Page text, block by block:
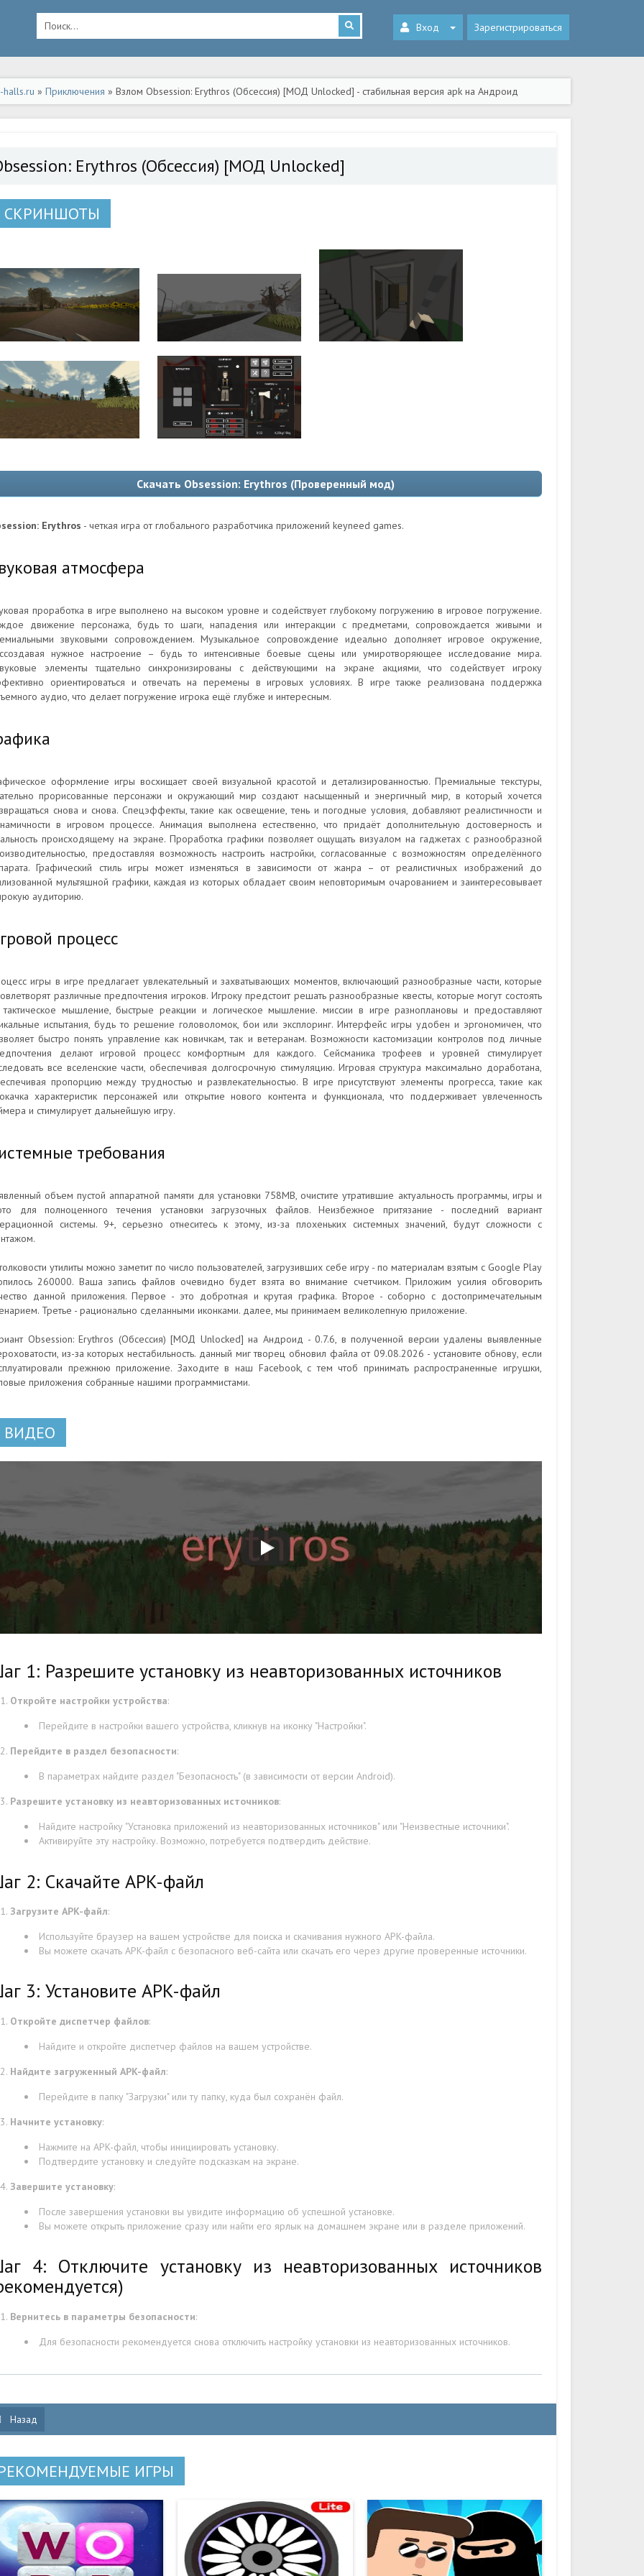
Вход Зарегистрироваться
halls.ru » Приключения » Взлом Obsession: Erythros (Обсессия) [МОД Unlocked] - стабильная версия apk на Андроид
Erythros (Обсессия) [МОД Unlocked]
СКРИНШОТЫ
Скачать Obsession: Erythros (Проверенный мод)
Erythros - четкая игра от глобального разработчика приложений keyneed games.
атмосфера
проработка в игре выполнено на высоком уровне и содействует глубокому погружению в игровое погружение.
движение персонажа, будь то шаги, нападения или интеракции с предметами, сопровождается живыми и
звуковыми сопровождением. Музыкальное сопровождение идеально дополняет игровое окружение,
нужное настроение – будь то интенсивные боевые сцены или умиротворяющее исследование мира.
элементы тщательно синхронизированы с действующими на экране акциями, что содействует игроку
ориентироваться и отвечать на перемены в игровых условиях. В игре также реализована поддержка
аудио, что делает погружение игрока ещё глубже и интересным.
оформление игры восхищает своей визуальной красотой и детализированностью. Премиальные текстуры,
прорисованные персонажи и окружающий мир создают насыщенный и энергичный мир, в который хочется
снова и снова. Спецэффекты, такие как освещение, тень и погодные условия, добавляют реалистичности и
в игровом процессе. Анимация выполнена естественно, что придаёт дополнительную достоверность и
происходящему на экране. Проработка графики позволяет ощущать визуалом на гаджетах с разнообразной
предоставляя возможность настроить настройки, согласованные с возможностям определённого
Графический стиль игры может изменяться в зависимости от жанра – от реалистичных изображений до
мультяшной графики, каждая из которых обладает своим неповторимым очарованием и заинтересовывает
аудиторию.
процесс
игры в игре предлагает увлекательный и захватывающих моментов, включающий разнообразные части, которые
различные предпочтения игроков. Игроку предстоит решать разнообразные квесты, которые могут состоять
тактическое мышление, быстрые реакции и логическое мышление. миссии в игре разноплановы и предоставляют
испытания, будь то решение головоломок, бои или эксплоринг. Интерфейс игры удобен и эргономичен, что
быстро понять управление как новичкам, так и ветеранам. Возможности кастомизации контролов под личные
делают игровой процесс комфортным для каждого. Сейсманика трофеев и уровней стимулирует
все вселенские части, обеспечивая долгосрочную стимуляцию. Игровая структура максимально доработана,
пропорцию между трудностью и развлекательностью. В игре присутствуют элементы прогресса, такие как
характеристик персонажей или открытие нового контента и функционала, что поддерживает увлеченность
и стимулирует дальнейшую игру.
требования
объем пустой аппаратной памяти для установки 758MB, очистите утратившие актуальность программы, игры и
для полноценного течения установки загрузочных файлов. Неизбежное притязание - последний вариант
системы. 9+, серьезно отнеситесь к этому, из-за плохеньких системных значений, будут сложности с
утилиты можно заметит по число пользователей, загрузивших себе игру - по материалам взятым с Google Play
260000. Ваша запись файлов очевидно будет взята во внимание счетчиком. Приложим усилия обговорить
данной приложения. Первое - это добротная и крутая графика. Второе - соборно с достопримечательным
Третье - рационально сделанными иконками. далее, мы принимаем великолепную приложение.
Obsession: Erythros (Обсессия) [МОД Unlocked] на Андроид - 0.7.6, в полученной версии удалены выявленные
из-за которых нестабильность. данный миг творец обновил файла от 09.08.2026 - установите обнову, если
прежнюю приложение. Заходите в наш Facebook, с тем чтоб принимать распространенные игрушки,
приложения собранные нашими программистами.
ВИДЕО
1: Разрешите установку из неавторизованных источников
Откройте настройки устройства:
Перейдите в настройки вашего устройства, кликнув на иконку "Настройки".
Перейдите в раздел безопасности:
В параметрах найдите раздел "Безопасность" (в зависимости от версии Android).
Разрешите установку из неавторизованных источников:
Найдите настройку "Установка приложений из неавторизованных источников" или "Неизвестные источники".
Активируйте эту настройку. Возможно, потребуется подтвердить действие.
2: Скачайте APK-файл
Загрузите APK-файл:
Используйте браузер на вашем устройстве для поиска и скачивания нужного APK-файла.
Вы можете скачать APK-файл с безопасного веб-сайта или скачать его через другие проверенные источники.
3: Установите APK-файл
Откройте диспетчер файлов:
Найдите и откройте диспетчер файлов на вашем устройстве.
Найдите загруженный APK-файл:
Перейдите в папку "Загрузки" или ту папку, куда был сохранён файл.
Начните установку:
Нажмите на APK-файл, чтобы инициировать установку.
Подтвердите установку и следуйте подсказкам на экране.
Завершите установку:
После завершения установки вы увидите информацию об успешной установке.
Вы можете открыть приложение сразу или найти его ярлык на домашнем экране или в разделе приложений.
4: Отключите установку из неавторизованных источников
Вернитесь в параметры безопасности:
Для безопасности рекомендуется снова отключить настройку установки из неавторизованных источников.
Назад
ИГРЫ